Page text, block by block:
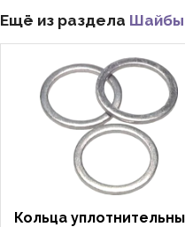
Ещё из раздела Шайбы
Кольца